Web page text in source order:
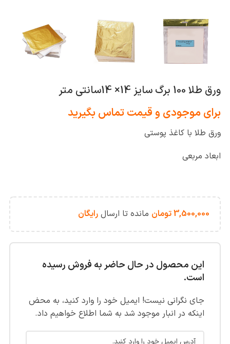
ورق طلا 100 برگ سایز 14× 14سانتی متر
برای موجودی و قیمت تماس بگیرید
ورق طلا با کاغذ پوستی
ابعاد مربعی
3,500,000تومان مانده تا ارسال رایگان
این محصول در حال حاضر به فروش رسیده
است.
جای نگرانی نیست! ایمیل خود را وارد کنید، به محض
اینکه در انبار موجود شد به شما اطلاع خواهیم داد.